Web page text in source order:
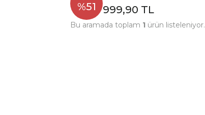
%51 999,90 TL
Bu aramada toplam 1 ürün listeleniyor.